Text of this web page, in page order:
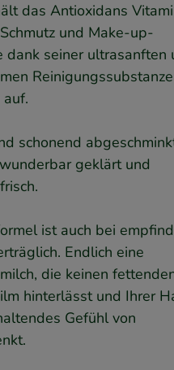
das Antioxidans
und Make-up-
dank seiner ultrasanften
schonend
geklärt und
ist auch bei
Endlich eine
die keinen
hinterlässt und Ihrer
Gefühl von